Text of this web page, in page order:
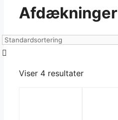
Afdækninger
Viser 4 resultater